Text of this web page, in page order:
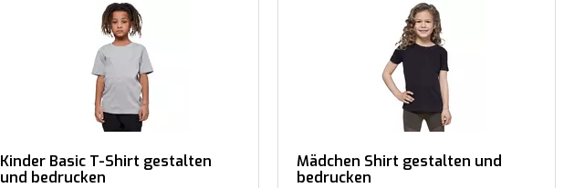
Kinder Basic T-Shirt gestalten
und bedrucken
Mädchen Shirt gestalten und
bedrucken